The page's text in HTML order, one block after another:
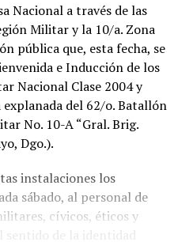
Nacional a través de las
Militar y la 10/a. Zona
pública que, esta fecha, se
e Inducción de los
Nacional Clase 2004 y
del 62/o. Batallón
No. 10-A “Gral. Brig.
Dgo.).
instalaciones los
sábado, al personal de
cívicos, éticos y